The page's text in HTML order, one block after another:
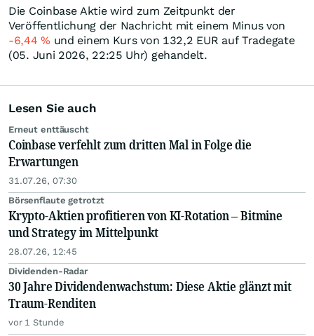
Die Coinbase Aktie wird zum Zeitpunkt der
Veröffentlichung der Nachricht mit einem Minus von
-6,44% und einem Kurs von 132,2 EUR auf Tradegate
(05. Juni 2026, 22:25 Uhr) gehandelt.
Lesen Sie auch
Erneut enttäuscht
Coinbase verfehlt zum dritten Mal in Folge die
Erwartungen
31.07.26, 07:30
Börsenflaute getrotzt
Krypto-Aktien profitieren von KI-Rotation – Bitmine
und Strategy im Mittelpunkt
28.07.26, 12:45
Dividenden-Radar
30 Jahre Dividendenwachstum: Diese Aktie glänzt mit
Traum-Renditen
vor 1 Stunde